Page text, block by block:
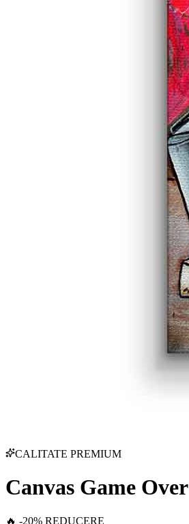
CALITATE PREMIUM
Canvas Game Over
🔥 -20% REDUCERE